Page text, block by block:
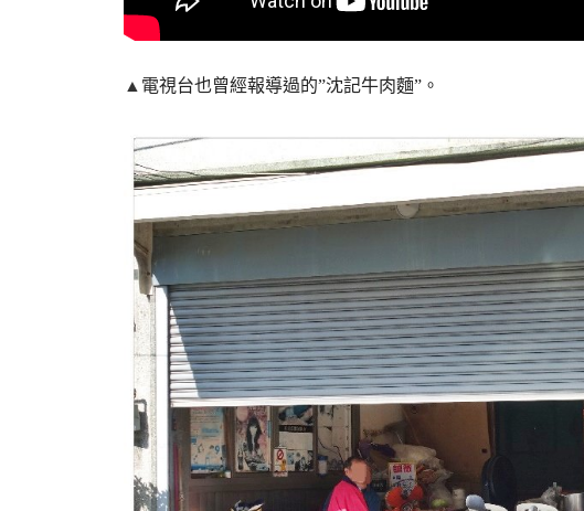
▲ 電視台也曾經報導過的”沈記牛肉麵”。